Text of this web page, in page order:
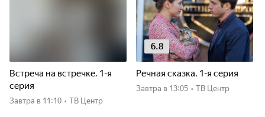
Встреча на встречке. 1-я
серия
Завтра в 11:10 • ТВ Центр
6.8
Речная сказка. 1-я серия
Завтра в 13:05 • ТВ Центр